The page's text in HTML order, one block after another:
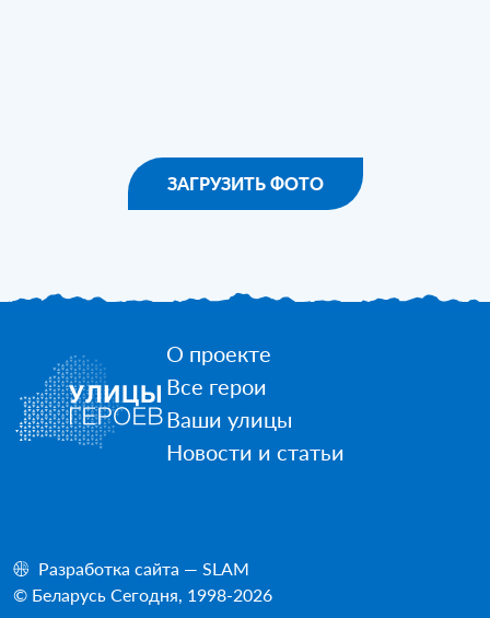
ЗАГРУЗИТЬ ФОТО
О проекте
Все герои
Ваши улицы
Новости и статьи
Разработка сайта — SLAM
© Беларусь Сегодня, 1998-2026